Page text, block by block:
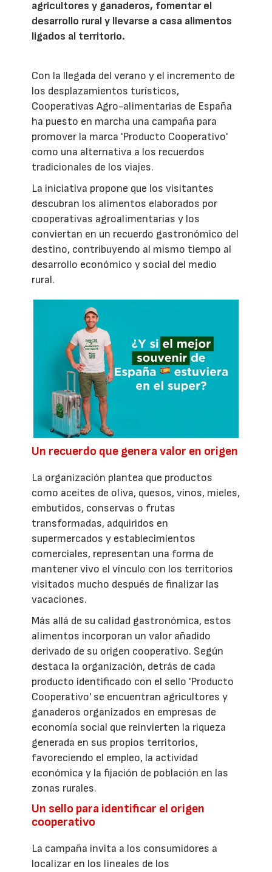
agricultores y ganaderos, fomentar el
desarrollo rural y llevarse a casa alimentos
ligados al territorio.
Con la llegada del verano y el incremento de
los desplazamientos turísticos,
Cooperativas Agro-alimentarias de España
ha puesto en marcha una campaña para
promover la marca 'Producto Cooperativo'
como una alternativa a los recuerdos
tradicionales de los viajes.
La iniciativa propone que los visitantes
descubran los alimentos elaborados por
cooperativas agroalimentarias y los
conviertan en un recuerdo gastronómico del
destino, contribuyendo al mismo tiempo al
desarrollo económico y social del medio
rural.
Un recuerdo que genera valor en origen
La organización plantea que productos
como aceites de oliva, quesos, vinos, mieles,
embutidos, conservas o frutas
transformadas, adquiridos en
supermercados y establecimientos
comerciales, representan una forma de
mantener vivo el vínculo con los territorios
visitados mucho después de finalizar las
vacaciones.
Más allá de su calidad gastronómica, estos
alimentos incorporan un valor añadido
derivado de su origen cooperativo. Según
destaca la organización, detrás de cada
producto identificado con el sello 'Producto
Cooperativo' se encuentran agricultores y
ganaderos organizados en empresas de
economía social que reinvierten la riqueza
generada en sus propios territorios,
favoreciendo el empleo, la actividad
económica y la fijación de población en las
zonas rurales.
Un sello para identificar el origen
cooperativo
La campaña invita a los consumidores a
localizar en los lineales de los